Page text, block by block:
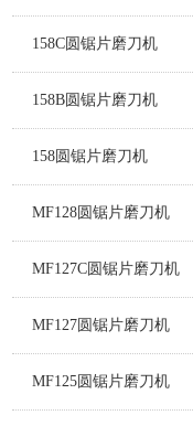
158C圆锯片磨刀机
158B圆锯片磨刀机
158圆锯片磨刀机
MF128圆锯片磨刀机
MF127C圆锯片磨刀机
MF127圆锯片磨刀机
MF125圆锯片磨刀机